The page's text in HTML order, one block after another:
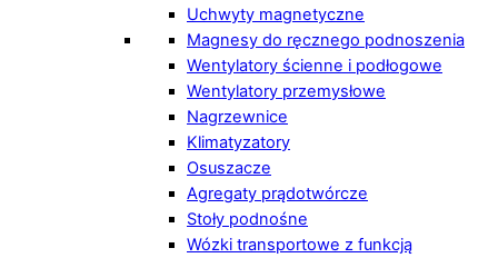
Uchwyty magnetyczne
Magnesy do ręcznego podnoszenia
Wentylatory ścienne i podłogowe
Wentylatory przemysłowe
Nagrzewnice
Klimatyzatory
Osuszacze
Agregaty prądotwórcze
Stoły podnośne
Wózki transportowe z funkcją